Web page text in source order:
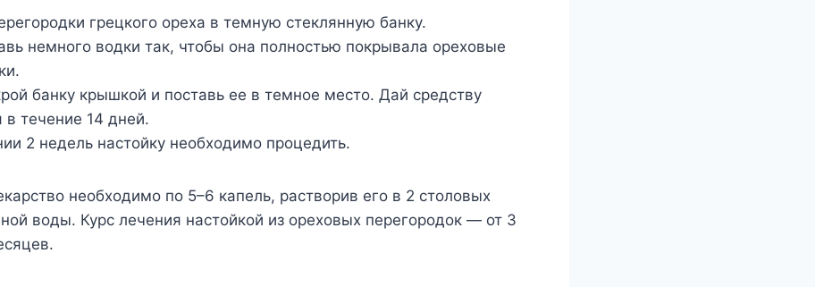
грецкого ореха в темную стеклянную банку.
немного водки так, чтобы она полностью покрывала ореховые
банку крышкой и поставь ее в темное место. Дай средству
в течение 14 дней.
2 недель настойку необходимо процедить.
необходимо по 5–6 капель, растворив его в 2 столовых
воды. Курс лечения настойкой из ореховых перегородок — от 3